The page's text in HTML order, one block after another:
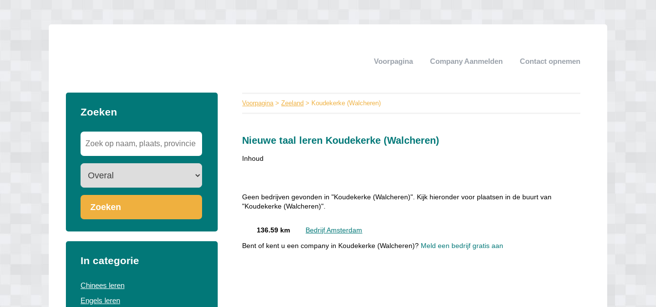
Voorpagina Company Aanmelden Contact opnemen
Zoeken
Zoeken
In categorie
Chinees leren
Engels leren
Voorpagina>Zeeland > Koudekerke (Walcheren)
Nieuwe taal leren Koudekerke (Walcheren)
Inhoud
Geen bedrijven gevonden in "Koudekerke (Walcheren)". Kijk hieronder voor plaatsen in de buurt van
"Koudekerke (Walcheren)".
136.59 km Bedrijf Amsterdam
Bent of kent u een company in Koudekerke (Walcheren)? Meld een bedrijf gratis aan